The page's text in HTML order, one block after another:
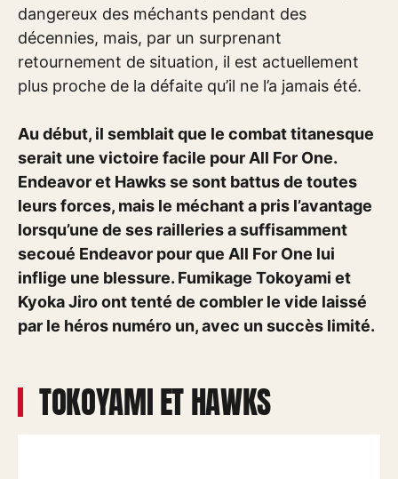
dangereux des méchants pendant des
décennies, mais, par un surprenant
retournement de situation, il est actuellement
plus proche de la défaite qu’il ne l’a jamais été.
Au début, il semblait que le combat titanesque
serait une victoire facile pour All For One.
Endeavor et Hawks se sont battus de toutes
leurs forces, mais le méchant a pris l’avantage
lorsqu’une de ses railleries a suffisamment
secoué Endeavor pour que All For One lui
inflige une blessure. Fumikage Tokoyami et
Kyoka Jiro ont tenté de combler le vide laissé
par le héros numéro un, avec un succès limité.
TOKOYAMI ET HAWKS